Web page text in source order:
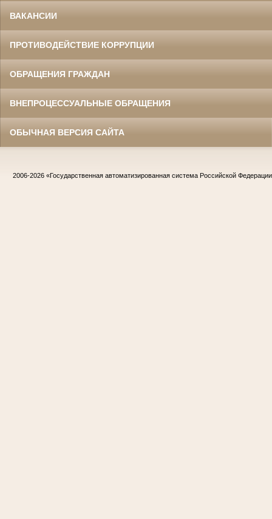
ВАКАНСИИ
ПРОТИВОДЕЙСТВИЕ КОРРУПЦИИ
ОБРАЩЕНИЯ ГРАЖДАН
ВНЕПРОЦЕССУАЛЬНЫЕ ОБРАЩЕНИЯ
ОБЫЧНАЯ ВЕРСИЯ САЙТА
2006-2026 «Государственная автоматизированная система Российской